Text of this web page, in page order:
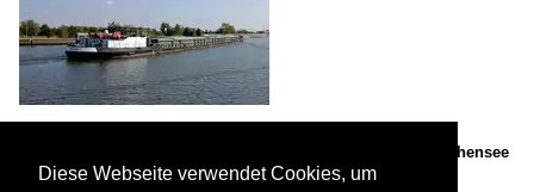
ROTHENSEER VERBINDUNGSKANAL vor der Schleuse Rothensee
zu Tal. 
Diese Webseite verwendet Cookies, um